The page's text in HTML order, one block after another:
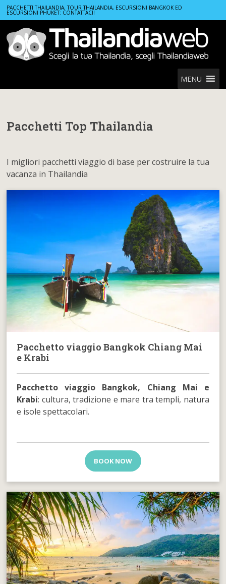
PACCHETTI THAILANDIA, TOUR THAILANDIA, ESCURSIONI BANGKOK ED
ESCURSIONI PHUKET: CONTATTACI!
MENU
Home Pacchetti Top Thailandia
Pacchetti Top Thailandia
I migliori pacchetti viaggio di base per costruire la tua
vacanza in Thailandia
Pacchetto viaggio Bangkok Chiang Mai
e Krabi
Pacchetto viaggio Bangkok, Chiang Mai e
Krabi: cultura, tradizione e mare tra templi, natura
e isole spettacolari.
BOOK NOW